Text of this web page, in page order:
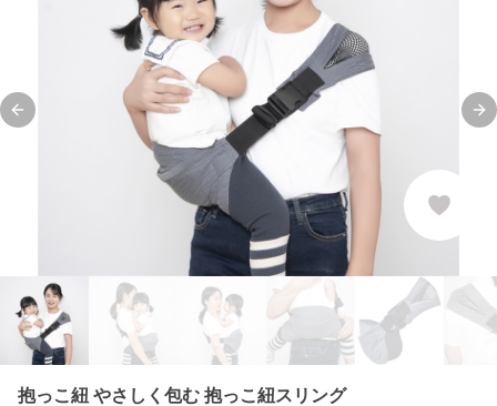
Previous slide
抱っこ紐 やさしく包む 抱っこ紐スリング